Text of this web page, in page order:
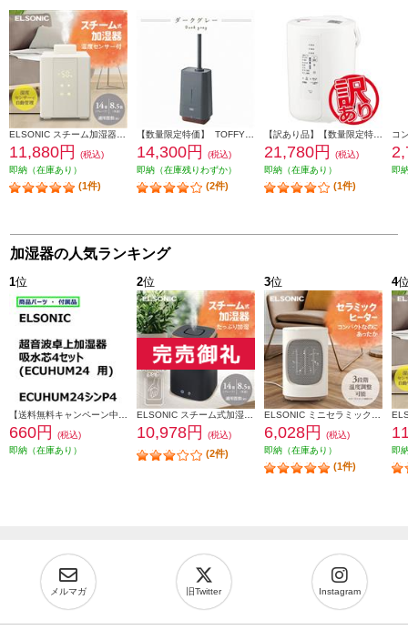
11,880円
(税込)
即納（在庫あり）
(1件)
14,300円
(税込)
即納（在庫残りわずか）
(2件)
21,780円
(税込)
即納（在庫あり）
(1件)
即
加湿器の人気ランキング
1位
660円
(税込)
即納（在庫あり）
2位
10,978円 (税込)
(2件)
3位
6,028円
(税込)
即納（在庫あり）
(1件)
4
即
メルマガ 旧Twitter Instagram